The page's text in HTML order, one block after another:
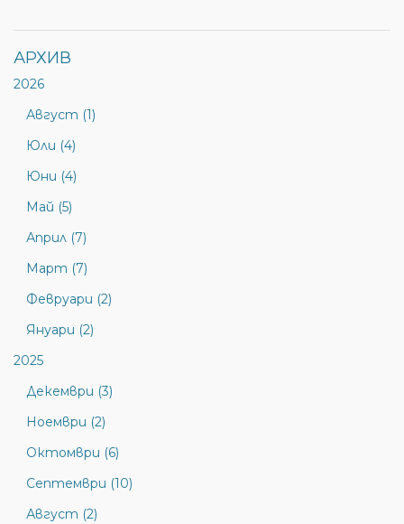
АРХИВ
2026
Август (1)
Юли (4)
Юни (4)
Май (5)
Април (7)
Март (7)
Февруари (2)
Януари (2)
2025
Декември (3)
Ноември (2)
Октомври (6)
Септември (10)
Август (2)